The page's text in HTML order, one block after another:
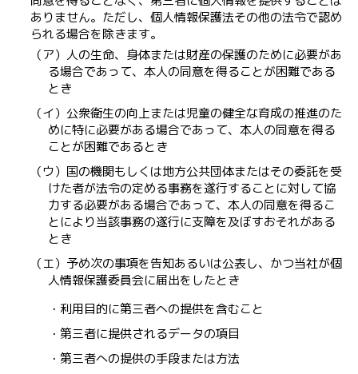
ありません。ただし、個人情報保護法その他の法令で認め
られる場合を除きます。
（ア）人の生命、身体または財産の保護のために必要があ
る場合であって、本人の同意を得ることが困難である
とき
（イ）公衆衛生の向上または児童の健全な育成の推進のた
めに特に必要がある場合であって、本人の同意を得る
ことが困難であるとき
（ウ）国の機関もしくは地方公共団体またはその委託を受
けた者が法令の定める事務を遂行することに対して協
力する必要がある場合であって、本人の同意を得るこ
とにより当該事務の遂行に支障を及ぼすおそれがある
とき
（エ）予め次の事項を告知あるいは公表し、かつ当社が個
人情報保護委員会に届出をしたとき
・利用目的に第三者への提供を含むこと
・第三者に提供されるデータの項目
・第三者への提供の手段または方法